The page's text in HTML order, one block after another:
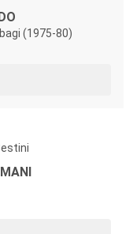
(1975-80)